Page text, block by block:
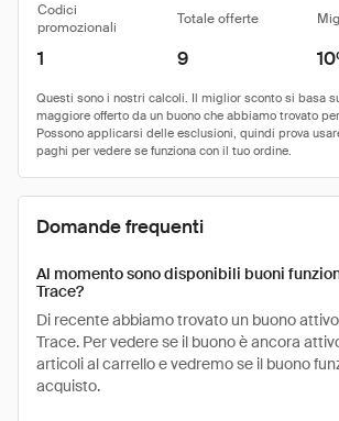
Codici
promozionali
Totale offerte
1 9
Domande frequenti
Al momento sono disponibili buoni
Trace?
Di recente abbiamo trovato un buono
Trace. Per vedere se il buono è ancora
articoli al carrello e vedremo se il buono
acquisto.